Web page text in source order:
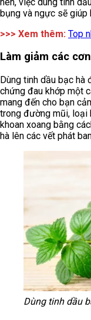
bụng và ngực sẽ giúp
>>> Xem thêm: Top
Làm giảm các
Dùng tinh dầu bạc hà
chứng đau khớp một
mang đến cho bạn
trong đường mũi, loại
khoan xoang bằng
hà lên các vết phát
Dùng tinh dầu